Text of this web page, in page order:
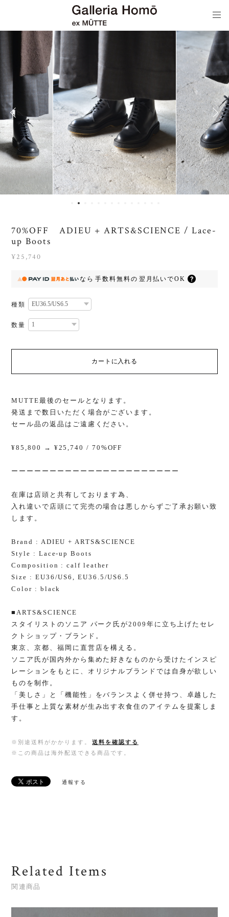
70%OFF ADIEU + ARTS&SCIENCE / Lace-
up Boots
¥25,740
なら 手数料無料の 翌月払いでOK
種類
数量
カートに入れる
MUTTE最後のセールとなります。
発送まで数日いただく場合がございます。
セール品の返品はご遠慮ください。
¥85,800 → ¥25,740 / 70%OFF
ーーーーーーーーーーーーーーーーーーーーーー
在庫は店頭と共有しております為、
入れ違いで店頭にて完売の場合は悪しからずご了承お願い致
します。
Brand : ADIEU + ARTS&SCIENCE
Style : Lace-up Boots
Composition : calf leather
Size : EU36/US6, EU36.5/US6.5
Color : black
■ARTS&SCIENCE
スタイリストのソニア パーク氏が2009年に立ち上げたセレ
クトショップ・ブランド。
東京、京都、福岡に直営店を構える。
ソニア氏が国内外から集めた好きなものから受けたインスピ
レーションをもとに、オリジナルブランドでは自身が欲しい
ものを制作。
「美しさ」と「機能性」をバランスよく併せ持つ、卓越した
手仕事と上質な素材が生み出す衣食住のアイテムを提案しま
す。
※別途送料がかかります。
送料を確認する
※この商品は海外配送できる商品です。
通報する
Related Items
関連商品